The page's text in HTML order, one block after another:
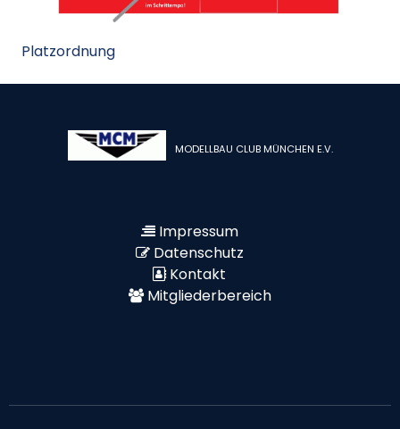
Platzordnung
MODELLBAU CLUB MÜNCHEN E.V.
Impressum
Datenschutz
Kontakt
Mitgliederbereich